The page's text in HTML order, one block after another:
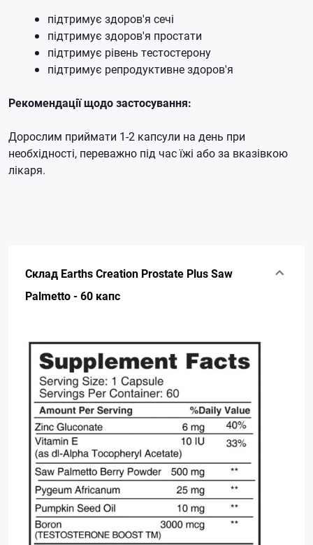
підтримує здоров'я сечі
підтримує здоров'я простати
підтримує рівень тестостерону
підтримує репродуктивне здоров'я
Рекомендації щодо застосування:
Дорослим приймати 1-2 капсули на день при
необхідності, переважно під час їжі або за вказівкою
лікаря.
Склад Earths Creation Prostate Plus Saw
Palmetto - 60 капс